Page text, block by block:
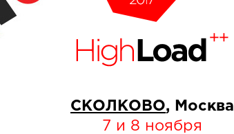
СКОЛКОВО, Москва
7 и 8 ноября